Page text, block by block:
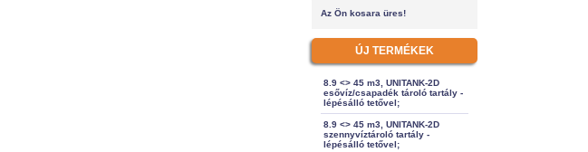
Az Ön kosara üres!
ÚJ TERMÉKEK
8.9 <> 45 m3, UNITANK-2D
esővíz/csapadék tároló tartály -
lépésálló tetővel;
8.9 <> 45 m3, UNITANK-2D
szennyvíztároló tartály -
lépésálló tetővel;